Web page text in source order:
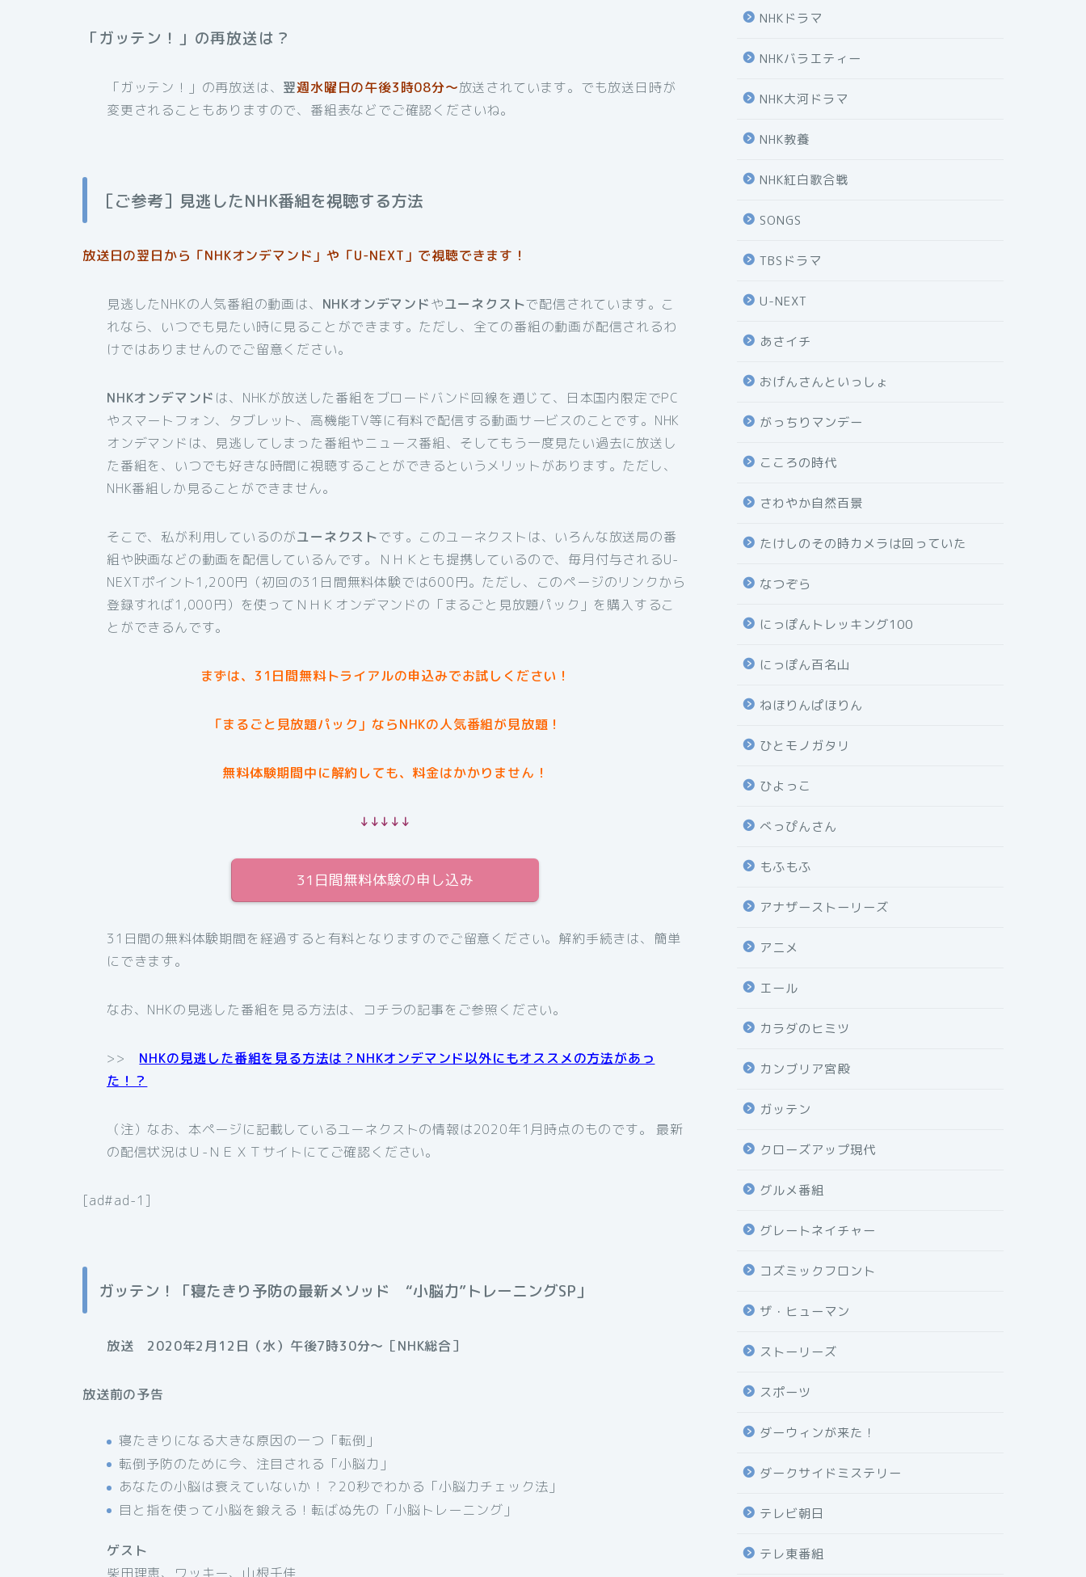
「ガッテン！」の再放送は？
「ガッテン！」の再放送は、 翌週水曜日の午後3時08分～放送されています。でも放送日時が
変更されることもありますので、番組表などでご確認くださいね。
［ご参考］見逃したNHK番組を視聴する方法
放送日の翌日から「NHKオンデマンド」や「U-NEXT」で視聴できます！
見逃したNHKの人気番組の動画は、 NHKオンデマンドやユーネクストで配信されています。こ
れなら、いつでも見たい時に見ることができます。ただし、全ての番組の動画が配信されるわ
けではありませんのでご留意ください。
NHKオンデマンド は、NHKが放送した番組をブロードバンド回線を通じて、日本国内限定でPC
やスマートフォン、タブレット、高機能TV等に有料で配信する動画サービスのことです。NHK
オンデマンドは、見逃してしまった番組やニュース番組、そしてもう一度見たい過去に放送し
た番組を、いつでも好きな時間に視聴することができるというメリットがあります。ただし、
NHK番組しか見ることができません。
そこで、私が利用しているのがユーネクストです。このユーネクストは、いろんな放送局の番
組や映画などの動画を配信しているんです。ＮＨＫとも提携しているので、毎月付与されるU-
NEXTポイント1,200円（初回の31日間無料体験では600円。ただし、このページのリンクから
登録すれば1,000円）を使ってＮＨＫオンデマンドの「まるごと見放題パック」を購入するこ
とができるんです。
まずは、31日間無料トライアルの申込みでお試しください！
「まるごと見放題パック」ならNHKの人気番組が見放題！
無料体験期間中に解約しても、料金はかかりません！
↓↓↓↓↓
31日間無料体験の申し込み
31日間の無料体験期間を経過すると有料となりますのでご留意ください。解約手続きは、簡単
にできます。
なお、NHKの見逃した番組を見る方法は、コチラの記事をご参照ください。
>> NHKの見逃した番組を見る方法は？NHKオンデマンド以外にもオススメの方法があっ
た！？
（注）なお、本ページに記載しているユーネクストの情報は2020年1月時点のものです。 最新
の配信状況はＵ-ＮＥＸＴサイトにてご確認ください。
[ad#ad-1]
ガッテン！「寝たきり予防の最新メソッド “小脳力”トレーニングSP」
放送 2020年2月12日（水）午後7時30分～［NHK総合］
放送前の予告
寝たきりになる大きな原因の一つ「転倒」
転倒予防のために今、注目される「小脳力」
あなたの小脳は衰えていないか！？20秒でわかる「小脳力チェック法」
目と指を使って小脳を鍛える！転ばぬ先の「小脳トレーニング」
ゲスト
柴田理恵、ワッキー、山根千佳
NHKドラマ
NHKバラエティー
NHK大河ドラマ
NHK教養
NHK紅白歌合戦
SONGS
TBSドラマ
U-NEXT
あさイチ
おげんさんといっしょ
がっちりマンデー
こころの時代
さわやか自然百景
たけしのその時カメラは回っていた
なつぞら
にっぽんトレッキング100
にっぽん百名山
ねほりんぱほりん
ひとモノガタリ
ひよっこ
べっぴんさん
もふもふ
アナザーストーリーズ
アニメ
エール
カラダのヒミツ
カンブリア宮殿
ガッテン
クローズアップ現代
グルメ番組
グレートネイチャー
コズミックフロント
ザ・ヒューマン
ストーリーズ
スポーツ
ダーウィンが来た！
ダークサイドミステリー
テレビ朝日
テレ東番組